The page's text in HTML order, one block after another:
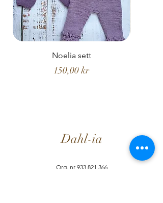
Noelia sett
Pris
150,00 kr
Dahl-ia
Org. nr 933 821 366